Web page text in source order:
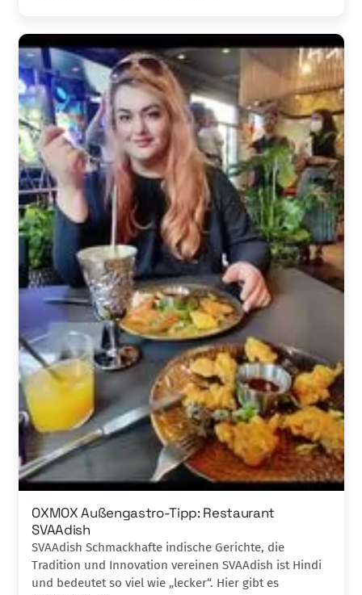
OXMOX Außengastro-Tipp: Restaurant
SVAAdish
SVAAdish Schmackhafte indische Gerichte, die
Tradition und Innovation vereinen SVAAdish ist Hindi
und bedeutet so viel wie „lecker“. Hier gibt es